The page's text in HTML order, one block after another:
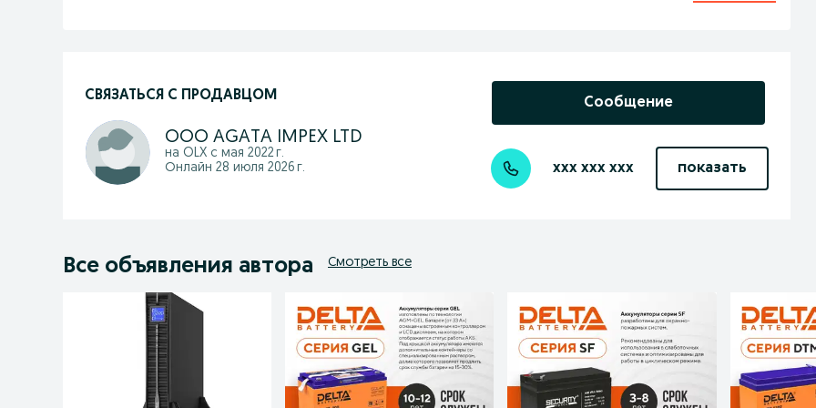
СВЯЗАТЬСЯ С ПРОДАВЦОМ
OOO AGATA IMPEX LTD
на OLX с мая 2022 г.
Онлайн 28 июля 2026 г.
Сообщение
xxx xxx xxx показать
Все объявления автора Смотреть все